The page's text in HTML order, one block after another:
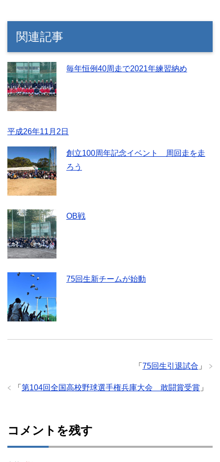
関連記事
毎年恒例40周走で2021年練習納め
平成26年11月2日
創立100周年記念イベント 周回走を走
ろう
OB戦
75回生新チームが始動
「 75回生引退試合 」
「 第104回全国高校野球選手権兵庫大会 敢闘賞受賞 」
コメントを残す